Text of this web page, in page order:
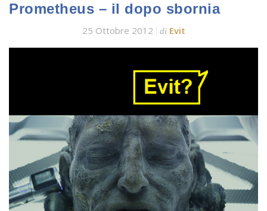
Prometheus – il dopo sbornia
25 Ottobre 2012 di Evit